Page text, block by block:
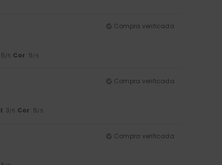
Compra verificada
/5 Cor: 5/5
Compra verificada
: 3/5 Cor: 5/5
Compra verificada